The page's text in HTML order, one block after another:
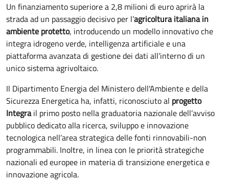
Un finanziamento superiore a 2,8 milioni di euro aprirà la
strada ad un passaggio decisivo per l’agricoltura italiana in
ambiente protetto, introducendo un modello innovativo che
integra idrogeno verde, intelligenza artificiale e una
piattaforma avanzata di gestione dei dati all’interno di un
unico sistema agrivoltaico.
Il Dipartimento Energia del Ministero dell'Ambiente e della
Sicurezza Energetica ha, infatti, riconosciuto al progetto
Integrail primo posto nella graduatoria nazionale dell’avviso
pubblico dedicato alla ricerca, sviluppo e innovazione
tecnologica nell’area strategica delle fonti rinnovabili-non
programmabili. Inoltre, in linea con le priorità strategiche
nazionali ed europee in materia di transizione energetica e
innovazione agricola.